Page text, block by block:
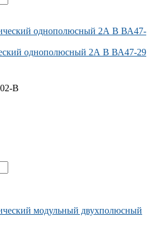
однополюсный 2А B ВА47-29
B